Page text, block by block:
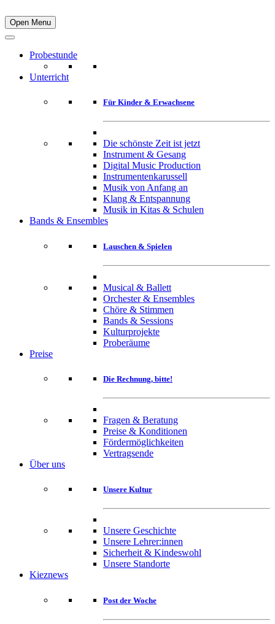
Open Menu
Probestunde
Unterricht
Für Kinder & Erwachsene
Die schönste Zeit ist jetzt
Instrument & Gesang
Digital Music Production
Instrumentenkarussell
Musik von Anfang an
Klang & Entspannung
Musik in Kitas & Schulen
Bands & Ensembles
Lauschen & Spielen
Musical & Ballett
Orchester & Ensembles
Chöre & Stimmen
Bands & Sessions
Kulturprojekte
Proberäume
Preise
Die Rechnung, bitte!
Fragen & Beratung
Preise & Konditionen
Fördermöglichkeiten
Vertragsende
Über uns
Unsere Kultur
Unsere Geschichte
Unsere Lehrer:innen
Sicherheit & Kindeswohl
Unsere Standorte
Kieznews
Post der Woche